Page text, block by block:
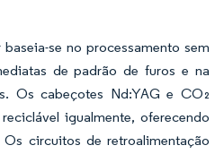
se no processamento sem
de padrão de furos e na
Os cabeçotes Nd:YAG e CO₂
igualmente, oferecendo
circuitos de retroalimentação